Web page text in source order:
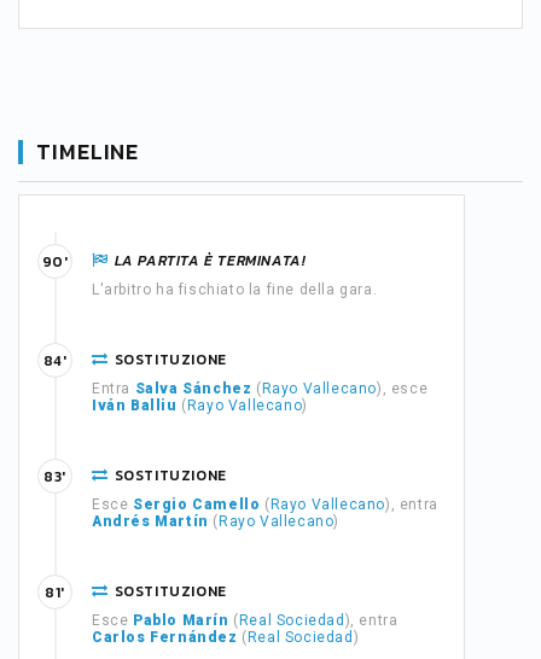
TIMELINE
LA PARTITA È TERMINATA!
L'arbitro ha fischiato la fine della gara.
90'
SOSTITUZIONE
Entra Salva Sánchez ( Rayo Vallecano), esce
Iván Balliu ( Rayo Vallecano)
84'
SOSTITUZIONE
Esce Sergio Camello ( Rayo Vallecano), entra
Andrés Martín ( Rayo Vallecano)
83'
SOSTITUZIONE
Esce Pablo Marín ( Real Sociedad ), entra
Carlos Fernández ( Real Sociedad )
81'